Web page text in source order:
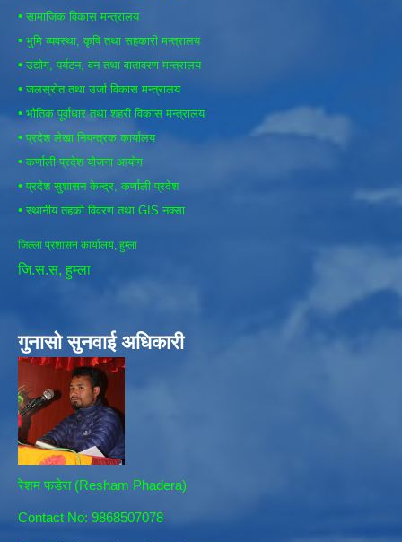
• सामाजिक विकास मन्त्रालय
• भुमि व्यवस्था, कृषि तथा सहकारी मन्त्रालय
• उद्योग, पर्यटन, वन तथा वातावरण मन्त्रालय
• जलस्रोत तथा उर्जा विकास मन्त्रालय
• भौतिक पूर्वाधार तथा शहरी विकास मन्त्रालय
• प्रदेश लेखा नियन्त्रक कार्यालय
• कर्णाली प्रदेश योजना आयोग
• प्रदेश सुशासन केन्द्र, कर्णाली प्रदेश
• स्थानीय तहको विवरण तथा GIS नक्सा
जिल्ला प्रशासन कार्यालय, हुम्ला
जि.स.स, हुम्ला
गुनासो सुनवाई अधिकारी
रेशम फडेरा (Resham Phadera)
Contact No: 9868507078